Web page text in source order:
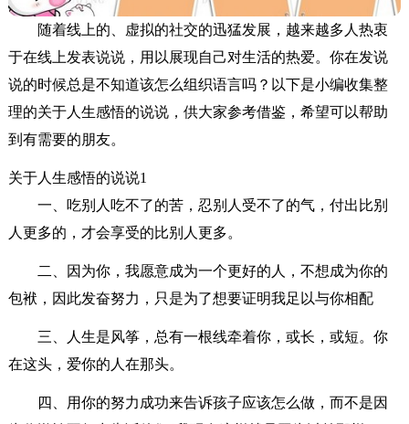
随着线上的、虚拟的社交的迅猛发展，越来越多人热衷
于在线上发表说说，用以展现自己对生活的热爱。你在发说
说的时候总是不知道该怎么组织语言吗？以下是小编收集整
理的关于人生感悟的说说，供大家参考借鉴，希望可以帮助
到有需要的朋友。
关于人生感悟的说说1
一、吃别人吃不了的苦，忍别人受不了的气，付出比别
人更多的，才会享受的比别人更多。
二、因为你，我愿意成为一个更好的人，不想成为你的
包袱，因此发奋努力，只是为了想要证明我足以与你相配
三、人生是风筝，总有一根线牵着你，或长，或短。你
在这头，爱你的人在那头。
四、用你的努力成功来告诉孩子应该怎么做，而不是因